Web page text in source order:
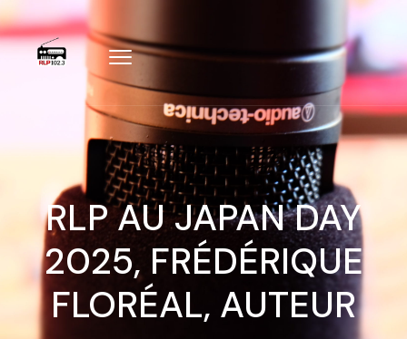
RLP AU JAPAN DAY
2025, FRÉDÉRIQUE
FLORÉAL, AUTEUR